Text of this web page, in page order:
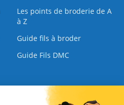
Les points de broderie de A
à Z
Guide fils à broder
Guide Fils DMC